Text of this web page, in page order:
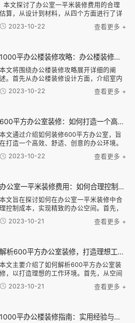
核心设计原则，精准规划空间架构。我们通
过清晰的动线与功能分区，实现了办公区与
实验区的独立与联动，既保障了研发环境的
本文探讨了办公室一平米装修费用的合理
估算，从设计到材料，从四个方面进行了详
细阐述。首先，从设计方面分析了办公室装
修所需的设计费用，并介绍了不同设计风格
2023-10-22 查看更多 +
1000平办公楼装修攻略：办公楼装修设计、材料选择与施工流程全指南
本文将围绕办公楼装修攻略展开详细的阐
述。首先从办公楼装修设计方面，介绍室内
设计的原则和技巧，包括空间布局、光线利
用、色彩搭配等。然后，探讨办公楼装修材
2023-10-22 查看更多 +
600平方办公室装修：如何打造一个高效、舒适、创意的办公环境？
本文通过介绍如何装修600平方办公室，旨
在打造一个高效、舒适、创意的办公环境。
具体包括以下几个方面：合理布局、舒适家
具、科技智能化和独特创意元素。合理布局
2023-10-22 查看更多 +
办公室一平米装修费用：如何合理控制装修成本，实现精致办公空间的经济建设
本文旨在探讨如何在办公室一平米装修中合
理控制成本，实现精致的办公空间。首先，
必须确立经济建设的中心思想。其次，可以
从四个方面入手：定制化设计、材料选择、
2023-10-21 查看更多 +
解析600平方办公室装修，打造理想工作环境的技巧与建议
本文主要介绍了如何解析600平方办公室装
修，以打造理想的工作环境。首先，从空间
布局和功能划分两个方面入手，分析了合理
的办公室布局和不同功能区域的设计建议。
2023-10-21 查看更多 +
1000平办公楼装修指南：实用经验与技巧解密，帮助您打造理想的办公环境！